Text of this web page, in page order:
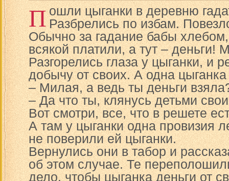
Пошли цыганки в деревню
Разбрелись по избам.
Обычно за гадание бабы
всякой платили, а тут – деньги!
Разгорелись глаза у цыганки, и
добычу от своих. А одна
– Милая, а ведь ты деньги
– Да что ты, клянусь детьми
Вот смотри, все, что в решете
А там у цыганки одна провизия
не поверили ей цыганки.
Вернулись они в табор и
об этом случае. Те
дело, чтобы цыганка деньги от